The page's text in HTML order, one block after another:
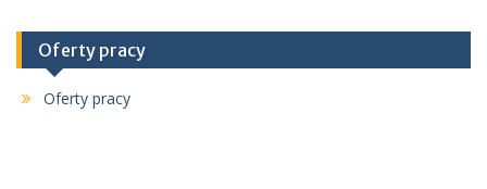
Oferty pracy
Oferty pracy